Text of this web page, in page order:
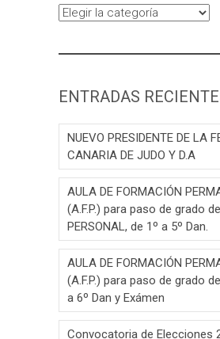
Categorías
ENTRADAS
NUEVO PRESIDENTE DE LA
CANARIA DE JUDO Y D.A
AULA DE FORMACIÓN
(A.F.P.) para paso de grado
PERSONAL, de 1º a 5º Dan.
AULA DE FORMACIÓN
(A.F.P.) para paso de grado
a 6º Dan y Exámen
Convocatoria de Elecciones